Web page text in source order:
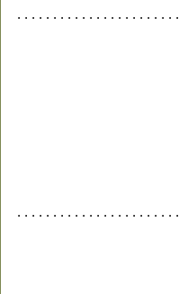
. . . . . . . . . . . . . . . . . . . . . . .
. . . . . . . . . . . . . . . . . . . . . . .